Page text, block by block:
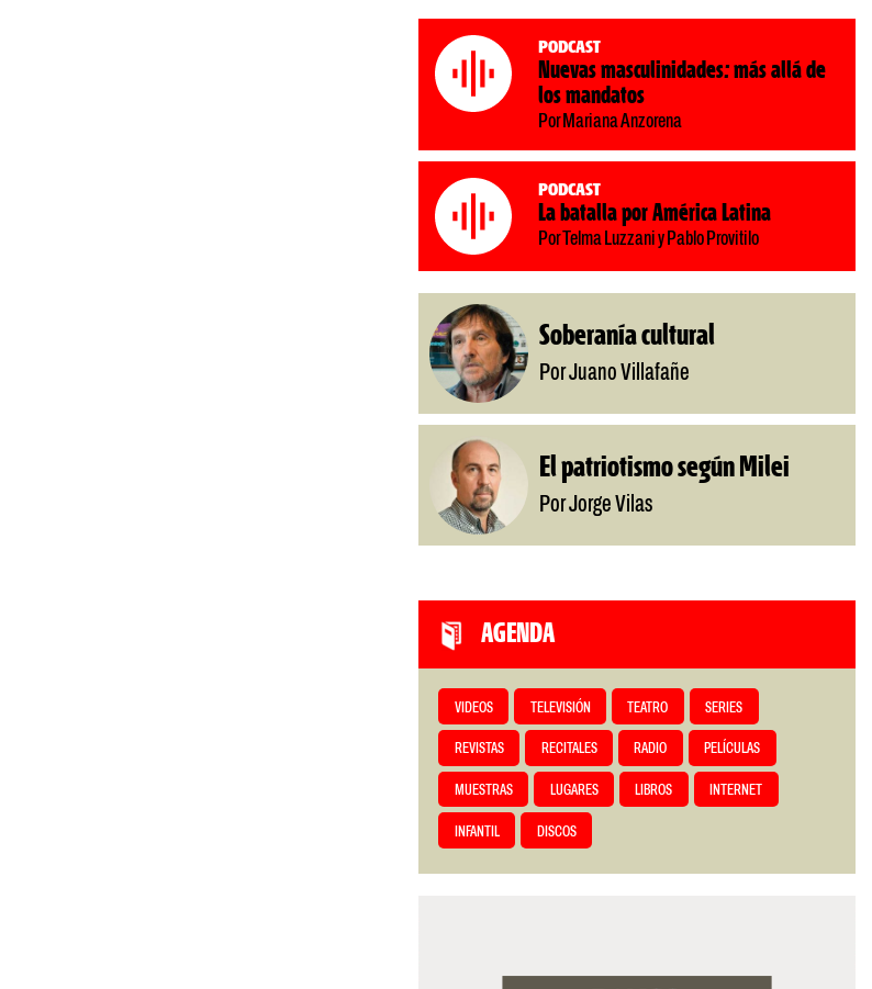
Podcast
Nuevas masculinidades: más allá de
los mandatos
Por Mariana Anzorena
Podcast
La batalla por América Latina
Por Telma Luzzani y Pablo Provitilo
Soberanía cultural
Por Juano Villafañe
El patriotismo según Milei
Por Jorge Vilas
AGENDA
VIDEOS TELEVISIÓN TEATRO SERIES
REVISTAS RECITALES RADIO PELÍCULAS
MUESTRAS LUGARES LIBROS INTERNET
INFANTIL DISCOS